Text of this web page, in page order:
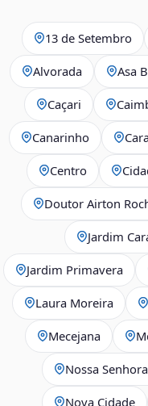
13 de Setembro
Alvorada Asa
Caçari
Canarinho
Centro
Doutor Airton
Jardim
Jardim Primavera
Laura Moreira
Mecejana
Nossa
Nova Cidade